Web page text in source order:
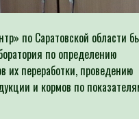
по Саратовской области
по определению
их переработки, проведению
и кормов по